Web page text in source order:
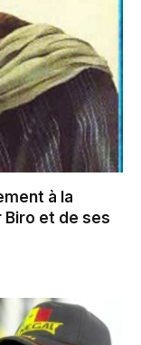
à la
Biro et de ses